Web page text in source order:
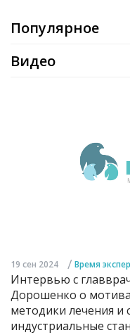
Популярное
Видео
19 сен 2024 / Время
Интервью с
Дорошенко о
методики лечения и
индустриальные